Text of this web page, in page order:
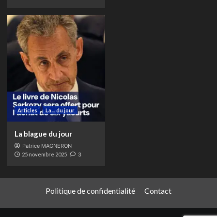
Articles La ... du jour
La blague du jour
Patrice MAGNERON
25 novembre 2025 3
Politique de confidentialité Contact